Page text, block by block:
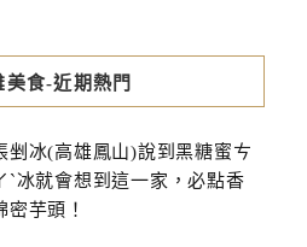
美食-近期熱門
剉冰(高雄鳳山)說到黑糖蜜ㄘ
ˋ冰就會想到這一家，必點香
密芋頭！